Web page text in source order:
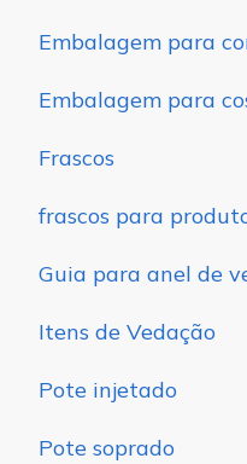
Embalagem para
Embalagem para
Frascos
frascos para
Guia para anel de
Itens de Vedação
Pote injetado
Pote soprado